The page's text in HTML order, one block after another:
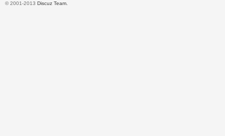
© 2001-2013 Discuz Team.